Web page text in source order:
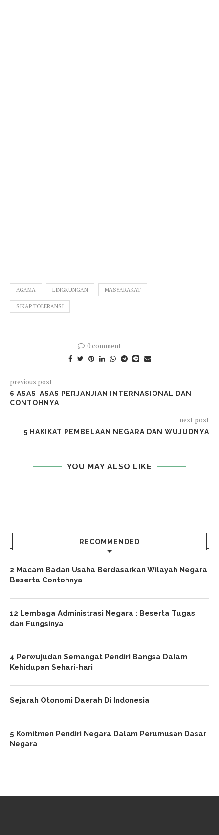
AGAMA LINGKUNGAN MASYARAKAT
SIKAP TOLERANSI
0 comment
previous post
6 ASAS-ASAS PERJANJIAN INTERNASIONAL DAN
CONTOHNYA
next post
5 HAKIKAT PEMBELAAN NEGARA DAN WUJUDNYA
YOU MAY ALSO LIKE
RECOMMENDED
2 Macam Badan Usaha Berdasarkan Wilayah Negara
Beserta Contohnya
12 Lembaga Administrasi Negara : Beserta Tugas
dan Fungsinya
4 Perwujudan Semangat Pendiri Bangsa Dalam
Kehidupan Sehari-hari
Sejarah Otonomi Daerah Di Indonesia
5 Komitmen Pendiri Negara Dalam Perumusan Dasar
Negara